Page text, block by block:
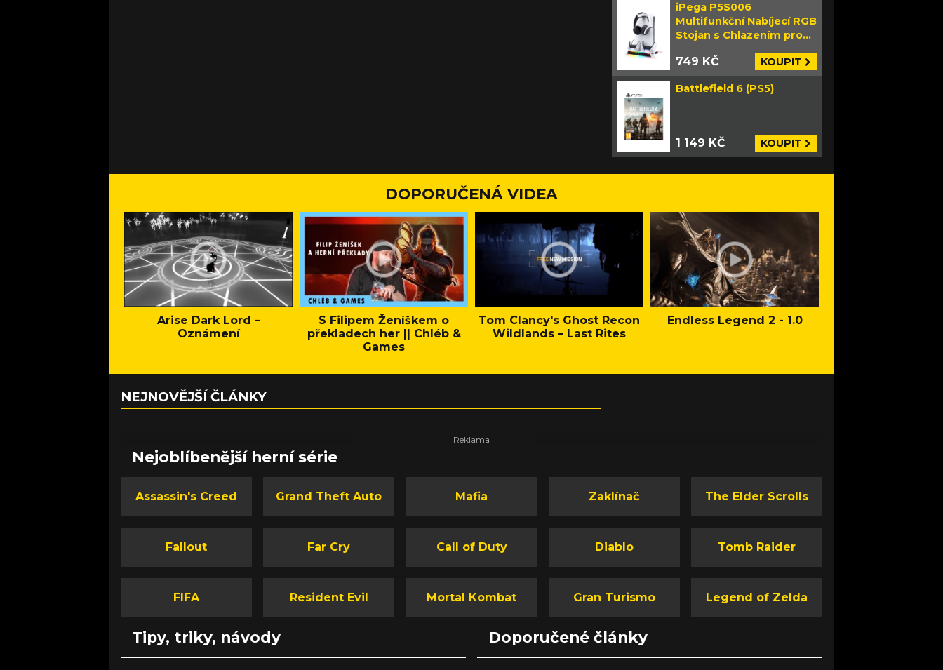
iPega P5S006
Multifunkční Nabíjecí RGB
Stojan s Chlazením pro
749 KČ KOUPIT
Battlefield 6 (PS5)
1 149 KČ KOUPIT
DOPORUČENÁ VIDEA
Arise Dark Lord –
Oznámení
S Filipem Ženíškem o
překladech her || Chléb &
Games
Tom Clancy's Ghost Recon
Wildlands – Last Rites
Endless Legend 2 - 1.0
NEJNOVĚJŠÍ ČLÁNKY
Nejoblíbenější herní série
Assassin's Creed Grand Theft Auto Mafia Zaklínač The Elder Scrolls
Fallout Far Cry Call of Duty Diablo Tomb Raider
FIFA Resident Evil Mortal Kombat Gran Turismo Legend of Zelda
Tipy, triky, návody Doporučené články